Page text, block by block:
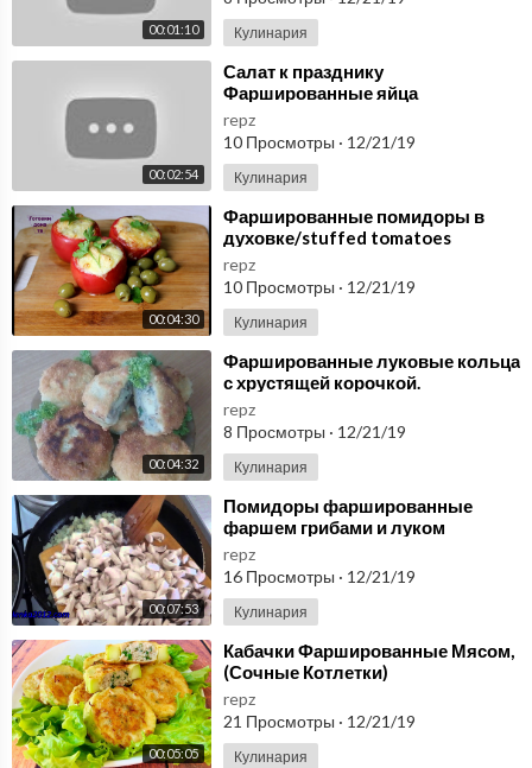
00:01:10 Кулинария
00:02:54
⁣Салат к празднику
Фаршированные яйца
repz
10 Просмотры · 12/21/19
Кулинария
00:04:30
⁣Фаршированные помидоры в
духовке/stuffed tomatoes
repz
10 Просмотры · 12/21/19
Кулинария
00:04:32
⁣Фаршированные луковые кольца
с хрустящей корочкой.
repz
8 Просмотры · 12/21/19
Кулинария
00:07:53
⁣Помидоры фаршированные
фаршем грибами и луком
repz
16 Просмотры · 12/21/19
Кулинария
00:05:05
⁣Кабачки Фаршированные Мясом,
(Сочные Котлетки)
repz
21 Просмотры · 12/21/19
Кулинария